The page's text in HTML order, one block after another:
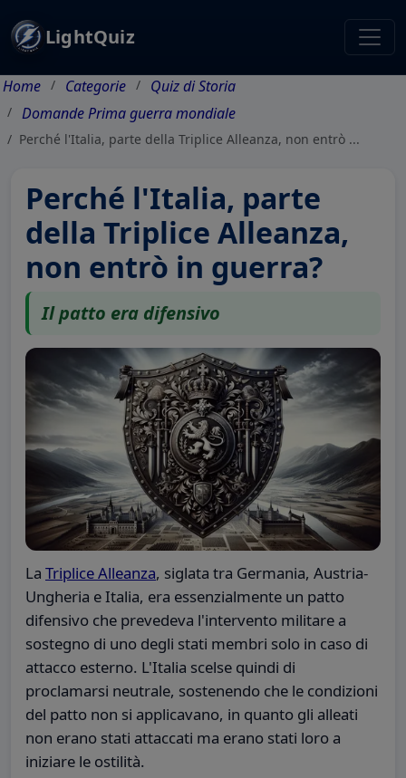
LightQuiz
Home Categorie
Quiz di Storia
Domande Prima guerra mondiale
Perché l'Italia, parte della Triplice Alleanza, non entrò ...
Perché l'Italia, parte
della Triplice Alleanza,
non entrò in guerra?
Il patto era difensivo
La Triplice Alleanza, siglata tra Germania, Austria-
Ungheria e Italia, era essenzialmente un patto
difensivo che prevedeva l'intervento militare a
sostegno di uno degli stati membri solo in caso di
attacco esterno. L'Italia scelse quindi di
proclamarsi neutrale, sostenendo che le condizioni
del patto non si applicavano, in quanto gli alleati
non erano stati attaccati ma erano stati loro a
iniziare le ostilità.